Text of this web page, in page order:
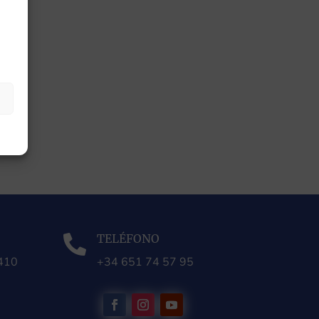
 TELÉFONO
+34 651 74 57 95